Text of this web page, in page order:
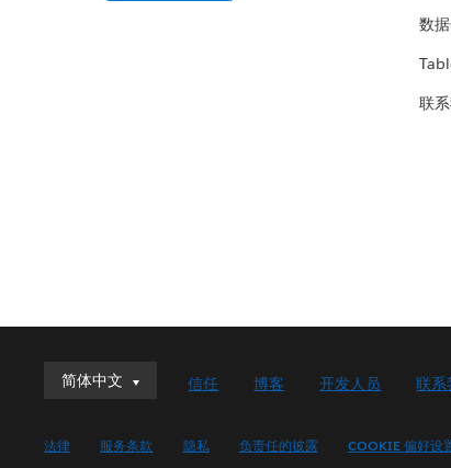
数
联
简体中文
简体中文
English (UK)
信任 博客 开发人员 联系
法律 服务条款 隐私 负责任的披露 COOKIE 偏好设